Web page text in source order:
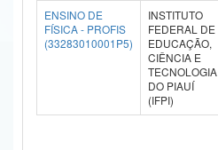
Advocacia-Geral da União
Banco Central do Brasil
ENSINO DE
FÍSICA - PROFIS
(33283010001P5)
INSTITUTO
FEDERAL DE
EDUCAÇÃO,
CIÊNCIA E
TECNOLOGIA
DO PIAUÍ
(IFPI)